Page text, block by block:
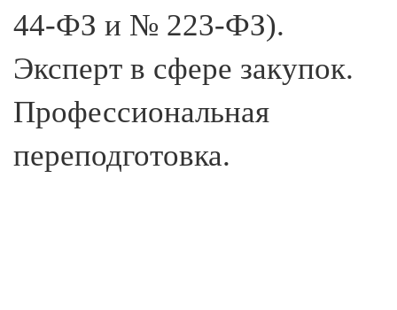
44-ФЗ и № 223-ФЗ).
Эксперт в сфере закупок.
Профессиональная
переподготовка.